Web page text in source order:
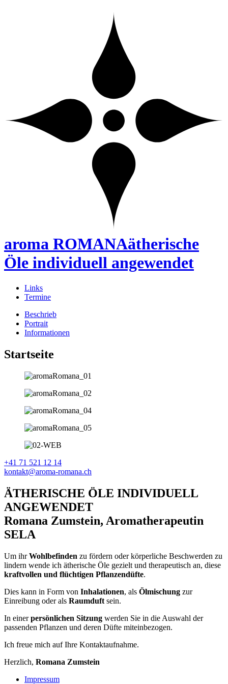
aroma ROMANAätherische
Öle individuell angewendet
Links
Termine
Beschrieb
Portrait
Informationen
Startseite
+41 71 521 12 14
kontakt@aroma-romana.ch
ÄTHERISCHE ÖLE INDIVIDUELL
ANGEWENDET
Romana Zumstein, Aromatherapeutin
SELA
Um ihrWohlbefinden zu fördern oder körperliche Beschwerden zu
lindern wende ich ätherische Öle gezielt und therapeutisch an, diese
kraftvollen und flüchtigen Pflanzendüfte.
Dies kann in Form von Inhalationen, als Ölmischung zur
Einreibung oder als Raumduft sein.
In einerpersönlichen Sitzung werden Sie in die Auswahl der
passenden Pflanzen und deren Düfte miteinbezogen.
Ich freue mich auf Ihre Kontaktaufnahme.
Herzlich, Romana Zumstein
Impressum